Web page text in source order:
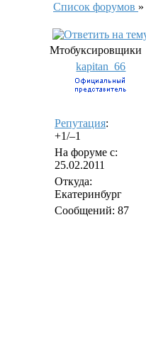
Список форумов »
Мтобуксировщики
kapitan_66
Репутация:
+1/–1
На форуме с:
25.02.2011
Откуда:
Екатеринбург
Сообщений: 87